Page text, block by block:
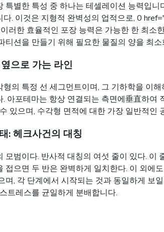
특별한 특성 중 하나는 테셀레이션 능력입
. 이것은 지형적 완벽성의 업적으로, 0
러한 효율적인 포장 능력은 가능한 한 최소
티션을 만들기 위해 필요한 물질의 양을 최소
으로 가는 라인
의 특정 선 세그먼트이며, 그 기하학을 이
. 아포테마는 항상 연결되는 측면에垂直하
있으며, 수각형 면적에 대한 가장 일반적
: 헤크사건의 대칭
모범이다. 반사적 대칭의 여섯 줄이 있다.
접으면 두 반은 완벽하게 일치한다. 이 외에
며, 각 단계에서 시작되는 것과 동일하게 보
트레스를 균일하게 분배합니다.